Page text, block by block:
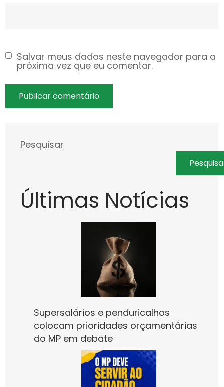
Salvar meus dados neste navegador para a
próxima vez que eu comentar.
Pesquisar
Últimas Notícias
Supersalários e penduricalhos
colocam prioridades orçamentárias
do MP em debate